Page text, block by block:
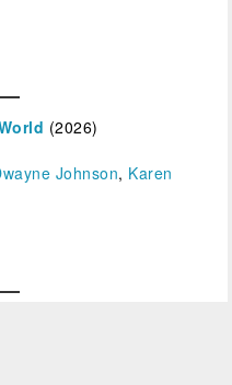
(2026)
Johnson, Karen